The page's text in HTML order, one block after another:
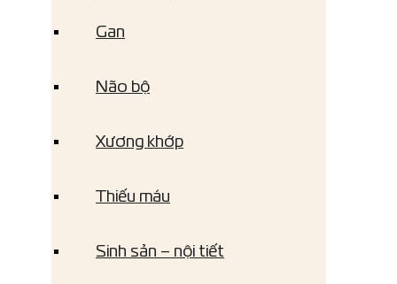
Gan
Não bộ
Xương khớp
Thiếu máu
Sinh sản – nội tiết